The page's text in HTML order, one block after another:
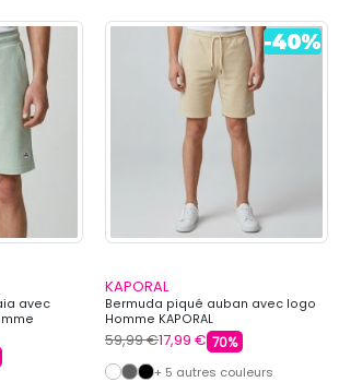
avec
KAPORAL
Bermuda piqué auban avec logo
Homme KAPORAL
59,99 €17,99 € 70%
+ 5 autres couleurs